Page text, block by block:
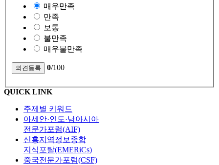
매우만족
만족
보통
불만족
매우불만족
0/100
QUICK LINK
주제별 키워드
아세안·인도·남아시아
전문가포럼(AIF)
신흥지역정보종합
지식포탈(EMERiCs)
중국전문가포럼(CSF)